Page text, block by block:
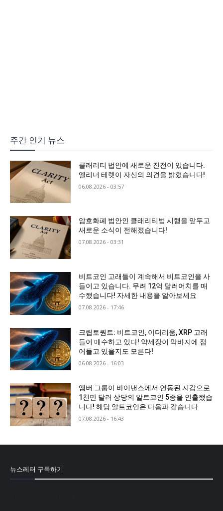
주간 인기 뉴스
클래리티 법안에 새로운 진전이 있습니다.
엘리너 테렛이 자신의 의견을 밝혔습니다!
06.08.2026 - 03:57
암호화폐 법안인 클래리티법 시행을 앞두고
새로운 소식이 전해졌습니다!
07.08.2026 - 03:31
비트코인 고래들이 계속해서 비트코인을 사
들이고 있습니다. 무려 12억 달러어치를 매
수했습니다! 자세한 내용을 알아보세요
07.08.2026 - 17:46
크립토퀀트: 비트코인, 이더리움, XRP 고래
들이 매수하고 있다! 약세장이 막바지에 접
어들고 있을지도 모른다!
06.08.2026 - 16:03
앰버 그룹이 바이낸스에서 연동된 지갑으로
1천만 달러 상당의 알트코인 5종을 인출했습
니다! 해당 알트코인은 다음과 같습니다
07.08.2026 - 16:43
뉴스레터 구독하기